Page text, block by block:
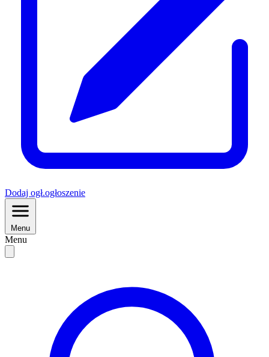
Dodaj ogł.ogłoszenie
Menu
Menu